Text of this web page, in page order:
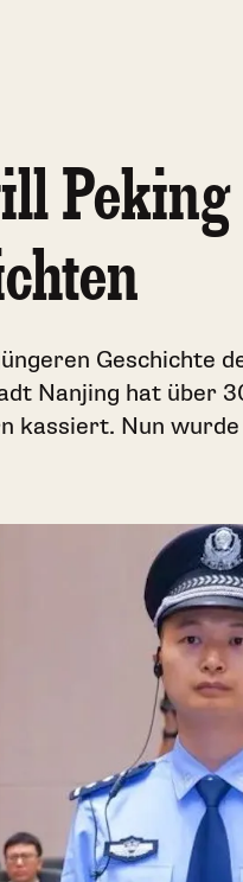
Peking
Geschichte
Nanjing hat über
kassiert. Nun